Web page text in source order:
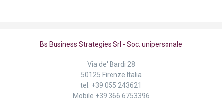
Bs Business Strategies Srl - Soc. unipersonale
Via de' Bardi 28
50125 Firenze Italia
tel. +39 055 243621
Mobile +39 366 6753396